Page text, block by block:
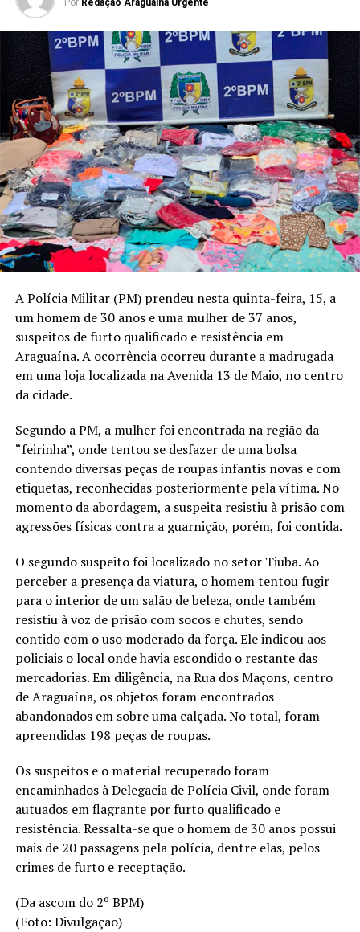
A Polícia Militar (PM) prendeu nesta quinta-feira, 15, a
um homem de 30 anos e uma mulher de 37 anos,
suspeitos de furto qualificado e resistência em
Araguaína. A ocorrência ocorreu durante a madrugada
em uma loja localizada na Avenida 13 de Maio, no centro
da cidade.
Segundo a PM, a mulher foi encontrada na região da
“feirinha”, onde tentou se desfazer de uma bolsa
contendo diversas peças de roupas infantis novas e com
etiquetas, reconhecidas posteriormente pela vítima. No
momento da abordagem, a suspeita resistiu à prisão com
agressões físicas contra a guarnição, porém, foi contida.
O segundo suspeito foi localizado no setor Tiuba. Ao
perceber a presença da viatura, o homem tentou fugir
para o interior de um salão de beleza, onde também
resistiu à voz de prisão com socos e chutes, sendo
contido com o uso moderado da força. Ele indicou aos
policiais o local onde havia escondido o restante das
mercadorias. Em diligência, na Rua dos Maçons, centro
de Araguaína, os objetos foram encontrados
abandonados em sobre uma calçada. No total, foram
apreendidas 198 peças de roupas.
Os suspeitos e o material recuperado foram
encaminhados à Delegacia de Polícia Civil, onde foram
autuados em flagrante por furto qualificado e
resistência. Ressalta-se que o homem de 30 anos possui
mais de 20 passagens pela polícia, dentre elas, pelos
crimes de furto e receptação.
(Da ascom do 2º BPM)
(Foto: Divulgação)